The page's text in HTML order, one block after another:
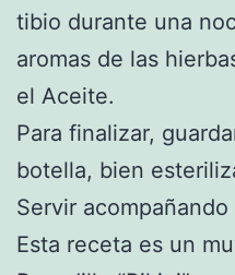
tibio durante una
aromas de las
el Aceite.
Para finalizar,
botella, bien
Servir
Esta receta es un